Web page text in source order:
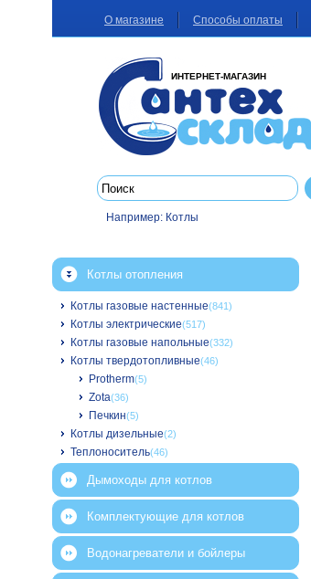
О магазине Способы оплаты
ИНТЕРНЕТ-МАГАЗИН
Например: Котлы
Котлы отопления
Котлы газовые настенные(841)
Котлы электрические(517)
Котлы газовые напольные(332)
Котлы твердотопливные(46)
Protherm(5)
Zota(36)
Печкин(5)
Котлы дизельные(2)
Теплоноситель(46)
Дымоходы для котлов
Комплектующие для котлов
Водонагреватели и бойлеры